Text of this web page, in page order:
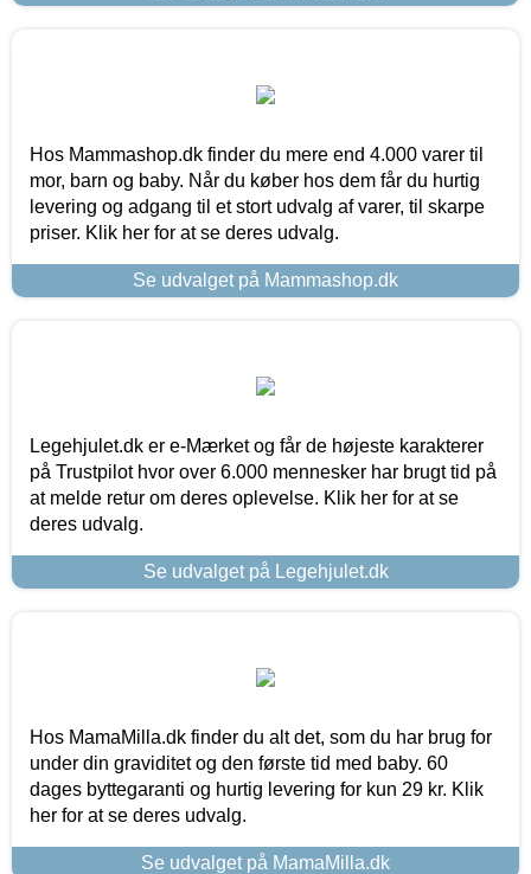
Hos Mammashop.dk finder du mere end 4.000 varer til
mor, barn og baby. Når du køber hos dem får du hurtig
levering og adgang til et stort udvalg af varer, til skarpe
priser. Klik her for at se deres udvalg.
Se udvalget på Mammashop.dk
Legehjulet.dk er e-Mærket og får de højeste karakterer
på Trustpilot hvor over 6.000 mennesker har brugt tid på
at melde retur om deres oplevelse. Klik her for at se
deres udvalg.
Se udvalget på Legehjulet.dk
Hos MamaMilla.dk finder du alt det, som du har brug for
under din graviditet og den første tid med baby. 60
dages byttegaranti og hurtig levering for kun 29 kr. Klik
her for at se deres udvalg.
Se udvalget på MamaMilla.dk